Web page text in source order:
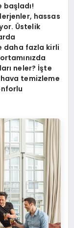
başladı!
hassas
Üstelik
daha fazla kirli
neler? İşte
temizleme